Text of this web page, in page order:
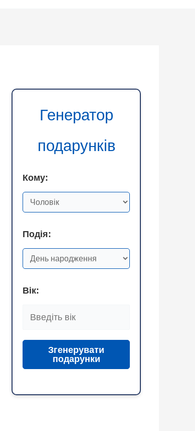
Генератор
подарунків
Кому:
Подія:
Вік:
Згенерувати
подарунки